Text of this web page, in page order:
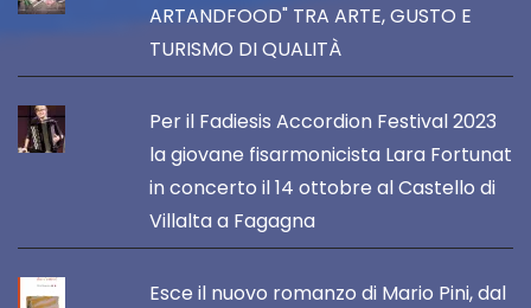
ARTANDFOOD" TRA ARTE, GUSTO E
TURISMO DI QUALITÀ
Per il Fadiesis Accordion Festival 2023
la giovane fisarmonicista Lara Fortunat
in concerto il 14 ottobre al Castello di
Villalta a Fagagna
Esce il nuovo romanzo di Mario Pini, dal